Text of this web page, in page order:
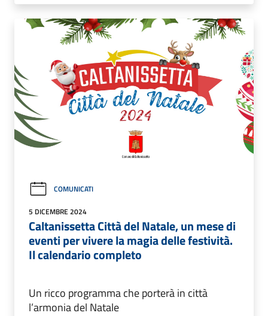
COMUNICATI
5 DICEMBRE 2024
Caltanissetta Città del Natale, un mese di
eventi per vivere la magia delle festività.
Il calendario completo
Un ricco programma che porterà in città
l’armonia del Natale